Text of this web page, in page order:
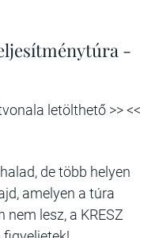
-
letölthető >> <<
de több helyen
amelyen a túra
lesz, a KRESZ